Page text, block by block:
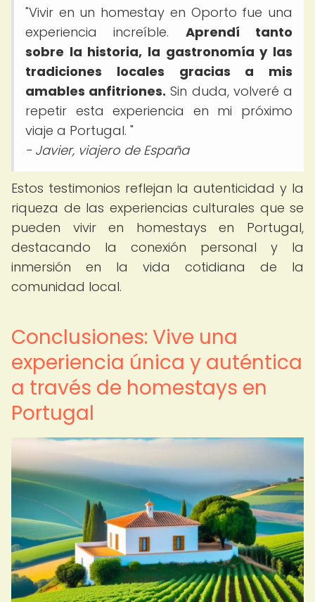
"Vivir en un homestay en Oporto fue una
experiencia increíble. Aprendí tanto
sobre la historia, la gastronomía y las
tradiciones locales gracias a mis
amables anfitriones. Sin duda, volveré a
repetir esta experiencia en mi próximo
viaje a Portugal. "
- Javier, viajero de España
Estos testimonios reflejan la autenticidad y la
riqueza de las experiencias culturales que se
pueden vivir en homestays en Portugal,
destacando la conexión personal y la
inmersión en la vida cotidiana de la
comunidad local.
Conclusiones: Vive una
experiencia única y auténtica
a través de homestays en
Portugal